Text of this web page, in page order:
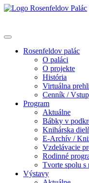
Rosenfeldov palác
O paláci
O projekte
História
Virtuálna
Cenník /
Program
Aktuálne
Bábky v
Knihárska
E-Archív /
Vzdelávacie
Rodinné
Tvorte spolu s
Výstavy